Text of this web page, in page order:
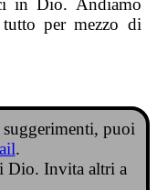
in Dio. Andiamo
per mezzo di
puoi
.
Dio. Invita altri a